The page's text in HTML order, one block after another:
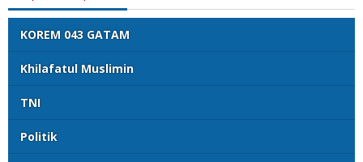
KOREM 043 GATAM
Khilafatul Muslimin
TNI
Politik